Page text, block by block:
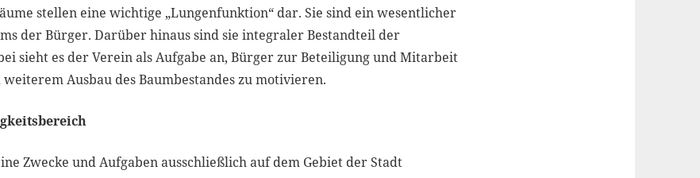
stellen eine wichtige „Lungenfunktion“ dar. Sie sind ein wesentlicher
der Bürger. Darüber hinaus sind sie integraler Bestandteil der
sieht es der Verein als Aufgabe an, Bürger zur Beteiligung und Mitarbeit
weiterem Ausbau des Baumbestandes zu motivieren.
Zwecke und Aufgaben ausschließlich auf dem Gebiet der Stadt